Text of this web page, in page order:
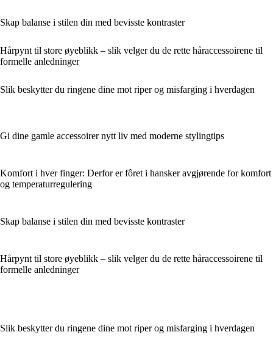
Skap balanse i stilen din med bevisste kontraster
Hårpynt til store øyeblikk – slik velger du de rette håraccessoirene til
formelle anledninger
Slik beskytter du ringene dine mot riper og misfarging i hverdagen
Gi dine gamle accessoirer nytt liv med moderne stylingtips
Komfort i hver finger: Derfor er fôret i hansker avgjørende for komfort
og temperaturregulering
Skap balanse i stilen din med bevisste kontraster
Hårpynt til store øyeblikk – slik velger du de rette håraccessoirene til
formelle anledninger
Slik beskytter du ringene dine mot riper og misfarging i hverdagen